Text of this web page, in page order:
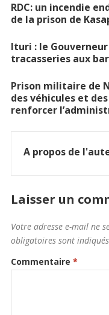
RDC: un incendie
de la prison de
Ituri : le
tracasseries aux
Prison militaire de
des véhicules et
renforcer
A propos de
Laisser un
Votre adresse e-mail ne
obligatoires sont
Commentaire *